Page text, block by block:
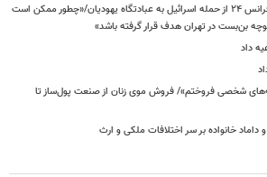
صحنه دلخراش بود؛ گزارش فرانس ۲۴ از حمله اسرائیل به عبادتگاه یهودیان/«چطور ممکن است
بن‌بست در تهران هدف قرار گرفته باشد»
داد
شخصی فروختم»/ فروش موی زنان از صنعت پول‌ساز تا
داماد خانواده بر سر اختلافات ملکی و ارث